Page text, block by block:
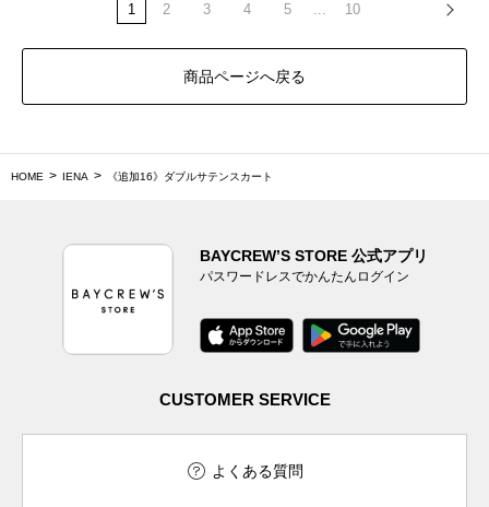
1 2 3 4 5 ... 10
商品ページへ戻る
HOME IENA 《追加16》ダブルサテンスカート
BAYCREW’S STORE 公式アプリ
パスワードレスでかんたんログイン
CUSTOMER SERVICE
よくある質問